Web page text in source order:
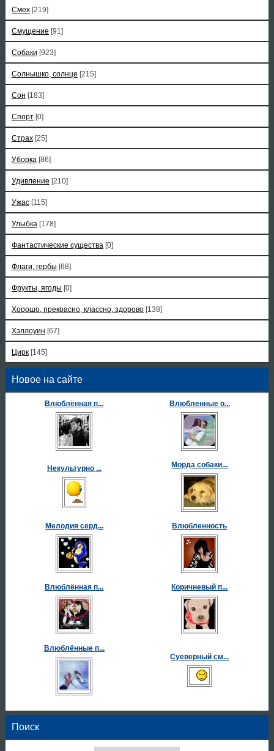
Смех [219]
Смущение [91]
Собаки [923]
Солнышко, солнце [215]
Сон [183]
Спорт [0]
Страх [25]
Уборка [86]
Удивление [210]
Ужас [115]
Улыбка [178]
Фантастические существа [0]
Флаги, гербы [68]
Фрукты, ягоды [0]
Хорошо, прекрасно, классно, здорово [138]
Хэллоуин [67]
Цирк [145]
Новое на сайте
Влюблённая п... Влюбленные о...
Некультурно ... Морда собаки...
Мелодия серд... Влюбленность
Влюблённая п... Коричневый п...
Влюблённые п...
Суеверный см...
Поиск